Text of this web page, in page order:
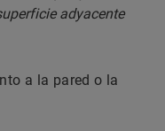
a la pared o la